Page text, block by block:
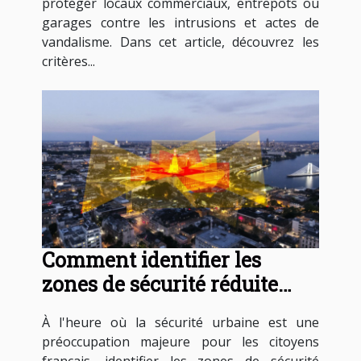
garages contre les intrusions et actes de
vandalisme. Dans cet article, découvrez les
critères...
Comment identifier les
zones de sécurité réduite
dans les villes françaises
À l'heure où la sécurité urbaine est une
préoccupation majeure pour les citoyens